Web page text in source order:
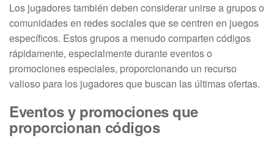
Los jugadores también deben considerar unirse a grupos o
comunidades en redes sociales que se centren en juegos
específicos. Estos grupos a menudo comparten códigos
rápidamente, especialmente durante eventos o
promociones especiales, proporcionando un recurso
valioso para los jugadores que buscan las últimas ofertas.
Eventos y promociones que
proporcionan códigos